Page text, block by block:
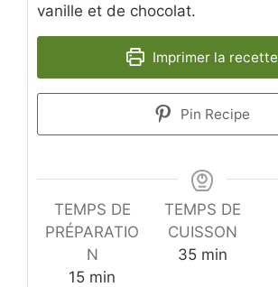
vanille et de chocolat.
Imprimer la recette
Pin Recipe
TEMPS DE
PRÉPARATIO
N
15minutes
min
TEMPS DE
CUISSON
35minutes
min